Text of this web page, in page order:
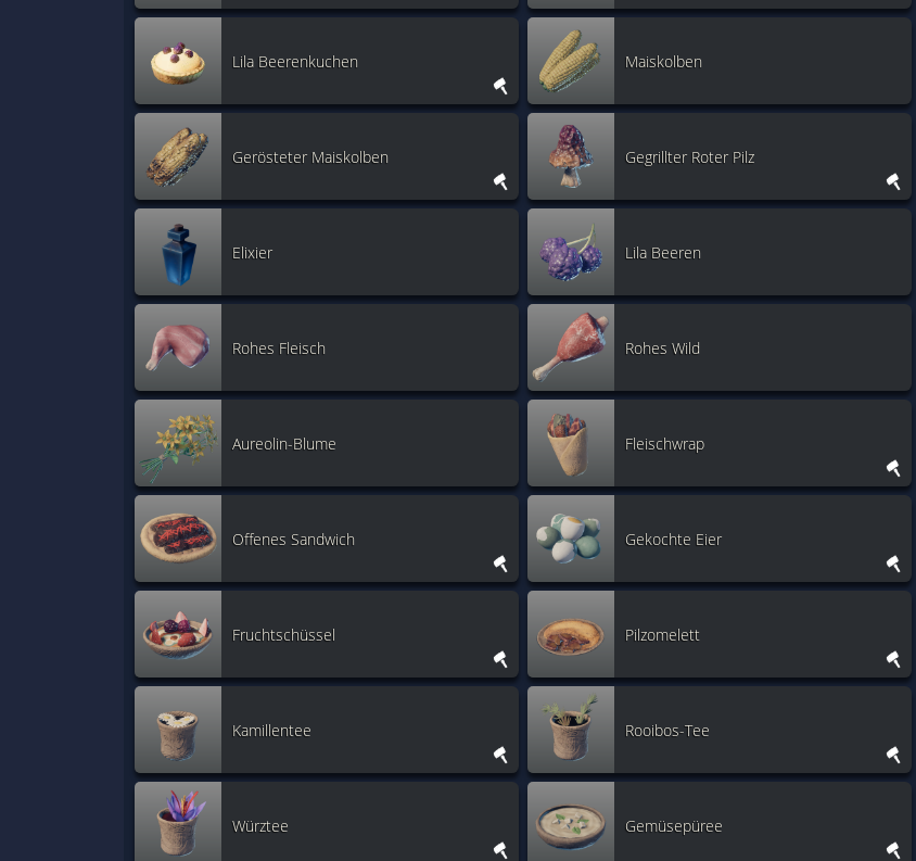
Lila Beerenkuchen Maiskolben
Gerösteter Maiskolben Gegrillter Roter Pilz
Elixier Lila Beeren
Rohes Fleisch Rohes Wild
Aureolin-Blume Fleischwrap
Offenes Sandwich Gekochte Eier
Fruchtschüssel Pilzomelett
Kamillentee Rooibos-Tee
Würztee Gemüsepüree